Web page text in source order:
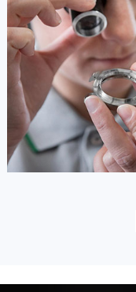
资深朗格技师
是朗格售后服务中心
(朗格保养维修中心)
的高级技师之一
Tianjin lange Maintain center
 天津朗格维修